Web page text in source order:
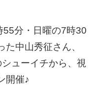
55分・日曜の7時30
中山秀征さん、
ューイチから、視
開催♪